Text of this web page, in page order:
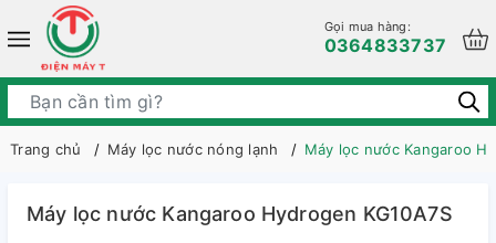
Gọi mua hàng:
0364833737
Trang chủ Máy lọc nước nóng lạnh Máy lọc nước Kangaroo
Máy lọc nước Kangaroo Hydrogen KG10A7S